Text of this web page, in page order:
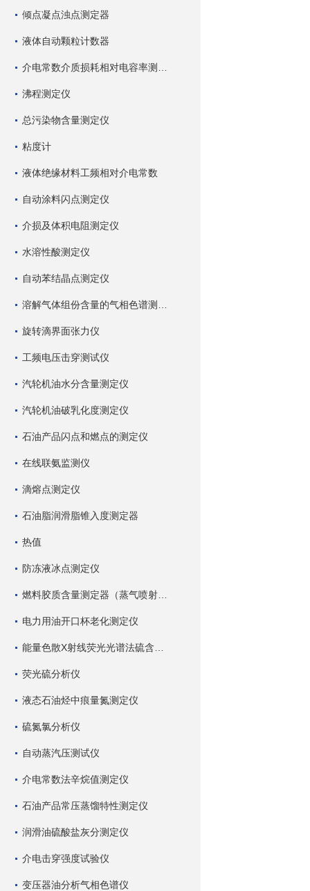
倾点凝点浊点测定器
液体自动颗粒计数器
沸程测定仪
总污染物含量测定仪
粘度计
液体绝缘材料工频相对介电常数
自动涂料闪点测定仪
介损及体积电阻测定仪
水溶性酸测定仪
自动苯结晶点测定仪
旋转滴界面张力仪
工频电压击穿测试仪
汽轮机油水分含量测定仪
汽轮机油破乳化度测定仪
石油产品闪点和燃点的测定仪
在线联氨监测仪
滴熔点测定仪
石油脂润滑脂锥入度测定器
热值
防冻液冰点测定仪
电力用油开口杯老化测定仪
荧光硫分析仪
液态石油烃中痕量氮测定仪
硫氮氯分析仪
自动蒸汽压测试仪
介电常数法辛烷值测定仪
石油产品常压蒸馏特性测定仪
润滑油硫酸盐灰分测定仪
介电击穿强度试验仪
变压器油分析气相色谱仪